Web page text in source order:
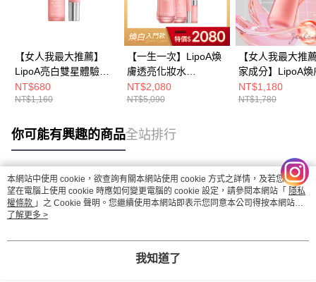
【女人我最大推薦】
LipoA亮白雙星體驗組
(LipoA煥膚透亮化妝水
15ml+LipoA煥膚無瑕
NT$680
NT$1,160
【一生一次】LipoA煥
膚透亮化妝水
120ml+LipoA煥膚無瑕
精華乳50ml+贈 LipoA
15ml+LipoA煥膚無瑕
NT$2,080
NT$5,090
【女人我最大推
家成分】LipoA煥
亮化妝水120ml
組）
NT$1,180
NT$1,780
你可能有興趣的商品全站排行
熱門標籤
本網站中使用 cookie，欲查詢有關本網站使用 cookie 方式之詳情，及若您不希
望在電腦上使用 cookie 時應如何變更電腦的 cookie 設定，請參閱本網站「 隱私
權條款 」之 Cookie 聲明。您繼續使用本網站即表示您同意本公司得按本網站使
用條款之 Cookie 聲明使用 cookie。
了解更多 >
我知道了